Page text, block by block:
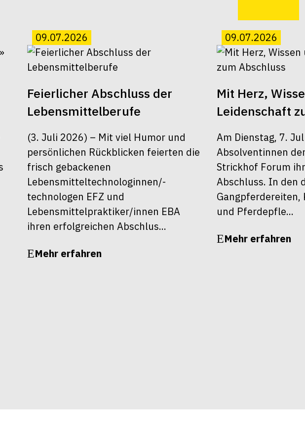
09.07.2026
Feierlicher Abschluss der
Lebensmittelberufe
(3. Juli 2026) – Mit viel Humor und
persönlichen Rückblicken feierten die
frisch gebackenen
Lebensmitteltechnologinnen/-
technologen EFZ und
Lebensmittelpraktiker/innen EBA
ihren erfolgreichen Abschlus...
Mehr erfahren
09.07.2026
Mit Herz,
Leidenschaft
Am Dienstag, 7.
Absolventinnen
Strickhof Forum
Abschluss. In den
Gangpferdereiten,
und Pferdepfle...
Mehr erfahren